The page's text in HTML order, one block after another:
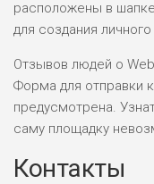
расположены в
для создания
Отзывов людей о
Форма для отправки
предусмотрена.
саму площадку
Контакты